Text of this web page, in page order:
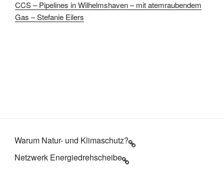
CCS – Pipelines in Wilhelmshaven – mit atemraubendem
Gas – Stefanie Eilers
Warum Natur- und Klimaschutz?
Netzwerk Energiedrehscheibe